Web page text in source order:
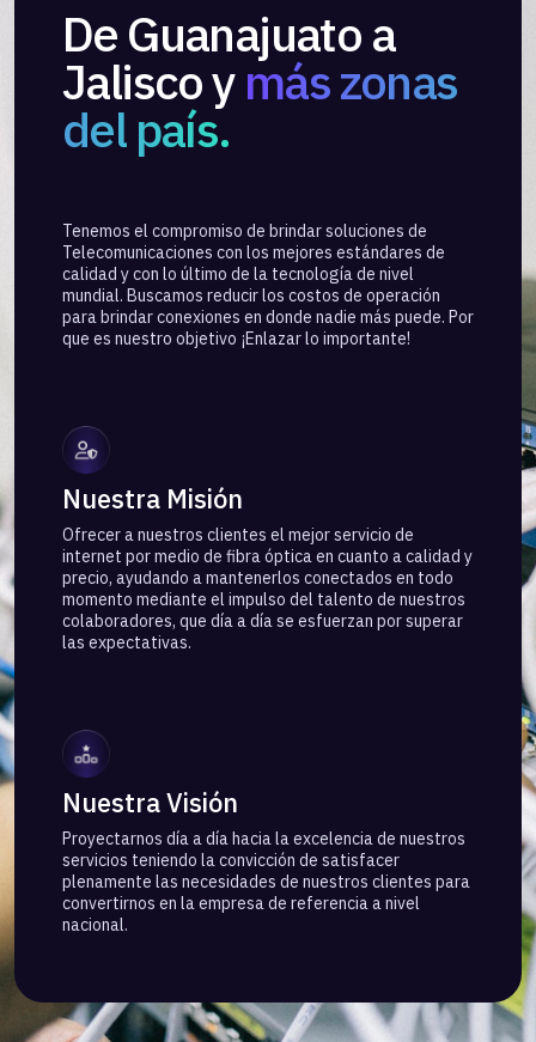
De Guanajuato a
Jalisco ymás zonas
del país.
Tenemos el compromiso de brindar soluciones de
Telecomunicaciones con los mejores estándares de
calidad y con lo último de la tecnología de nivel
mundial. Buscamos reducir los costos de operación
para brindar conexiones en donde nadie más puede. Por
que es nuestro objetivo ¡Enlazar lo importante!
Nuestra Misión
Ofrecer a nuestros clientes el mejor servicio de
internet por medio de fibra óptica en cuanto a calidad y
precio, ayudando a mantenerlos conectados en todo
momento mediante el impulso del talento de nuestros
colaboradores, que día a día se esfuerzan por superar
las expectativas.
Nuestra Visión
Proyectarnos día a día hacia la excelencia de nuestros
servicios teniendo la convicción de satisfacer
plenamente las necesidades de nuestros clientes para
convertirnos en la empresa de referencia a nivel
nacional.